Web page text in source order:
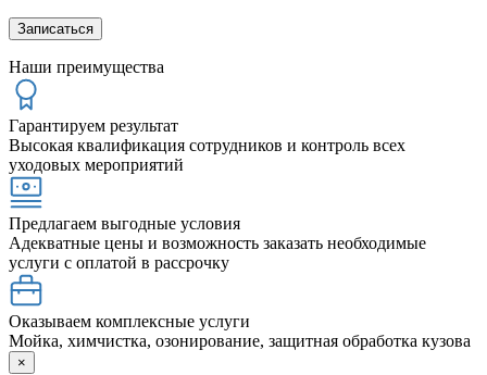
Наши преимущества
Гарантируем результат
Высокая квалификация сотрудников и контроль всех
уходовых мероприятий
Предлагаем выгодные условия
Адекватные цены и возможность заказать необходимые
услуги с оплатой в рассрочку
Оказываем комплексные услуги
Мойка, химчистка, озонирование, защитная обработка кузова
×